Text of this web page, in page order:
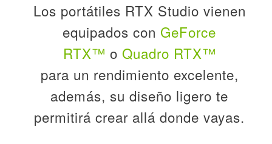
Los portátiles RTX Studio vienen
equipados con GeForce
RTX™ o Quadro RTX™
para un rendimiento excelente,
además, su diseño ligero te
permitirá crear allá donde vayas.